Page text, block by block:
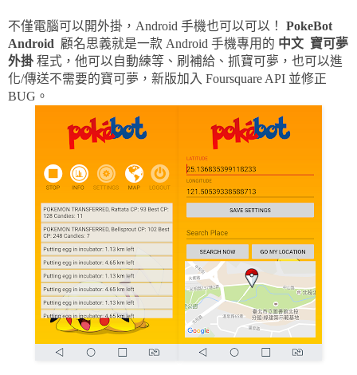
不僅電腦可以開外掛，Android 手機也可以可以！
PokeBot
Android 顧名思義就是一款 Android 手機專用的 中文 寶可夢
外掛 程式，他可以自動練等、刷補給、抓寶可夢，也可以進
化/傳送不需要的寶可夢，新版加入 Foursquare API 並修正
BUG。